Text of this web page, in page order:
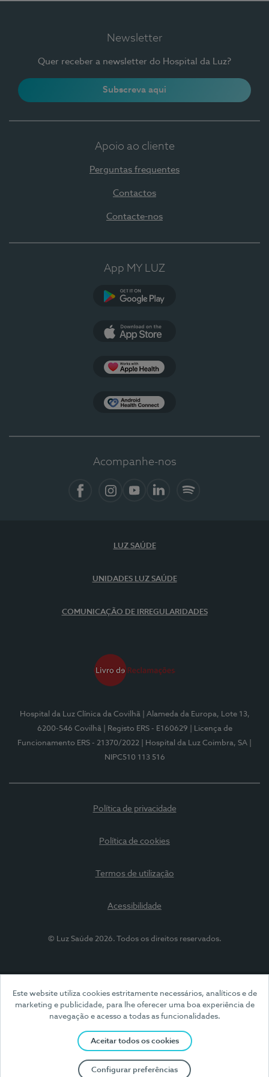
Este website utiliza cookies estritamente necessários, analíticos e de
marketing e publicidade, para lhe oferecer uma boa experiência de
navegação e acesso a todas as funcionalidades.
Aceitar todos os cookies
Configurar preferências
Newsletter
Quer receber a newsletter do Hospital da Luz?
Subscreva aqui
Apoio ao cliente
Perguntas frequentes
Contactos
Contacte-nos
App MY LUZ
Acompanhe-nos
LUZ SAÚDE
UNIDADES LUZ SAÚDE
COMUNICAÇÃO DE IRREGULARIDADES
Hospital da Luz Clínica da Covilhã
| Alameda da Europa, Lote 13,
6200-546 Covilhã
| Registo ERS - E160629
| Licença de
Funcionamento ERS - 21370/2022
| Hospital da Luz Coimbra, SA
NIPC510 113 516
Política de privacidade
Política de cookies
Termos de utilização
Acessibilidade
© Luz Saúde 2026. Todos os direitos reservados.